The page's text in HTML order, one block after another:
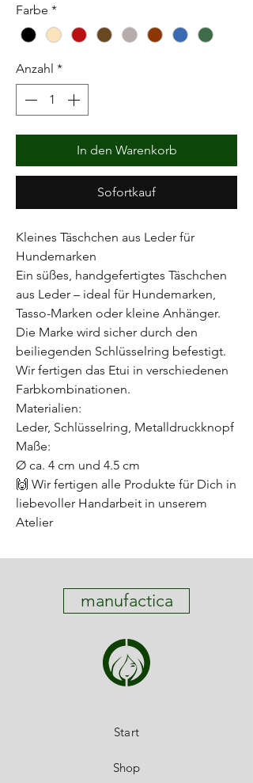
Farbe *
Anzahl *
In den Warenkorb
Sofortkauf
Kleines Täschchen aus Leder für
Hundemarken
Ein süßes, handgefertigtes Täschchen
aus Leder – ideal für Hundemarken,
Tasso-Marken oder kleine Anhänger.
Die Marke wird sicher durch den
beiliegenden Schlüsselring befestigt.
Wir fertigen das Etui in verschiedenen
Farbkombinationen.
Materialien:
Leder, Schlüsselring, Metalldruckknopf
Maße:
Ø ca. 4 cm und 4.5 cm
🙌 Wir fertigen alle Produkte für Dich in
liebevoller Handarbeit in unserem
Atelier
manufactica
Start
Shop